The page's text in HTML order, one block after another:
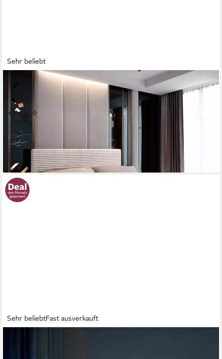
Sehr beliebt
Boxbett PISA 160x200 cm mit Bonell Matratze und Topper,
Doppelbett, Polsterbett mit Kopfteil, Boxspringbett
ab 599,00 €
-26%
lieferbar - in 9-11 Werktagen bei dir
+7
Sehr beliebtFast ausverkauft